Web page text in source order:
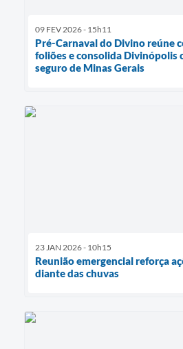
09 FEV 2026 - 15h11
Pré-Carnaval do Divino reúne
foliões e consolida Divinópolis
seguro de Minas Gerais
23 JAN 2026 - 10h15
Reunião emergencial reforça
diante das chuvas